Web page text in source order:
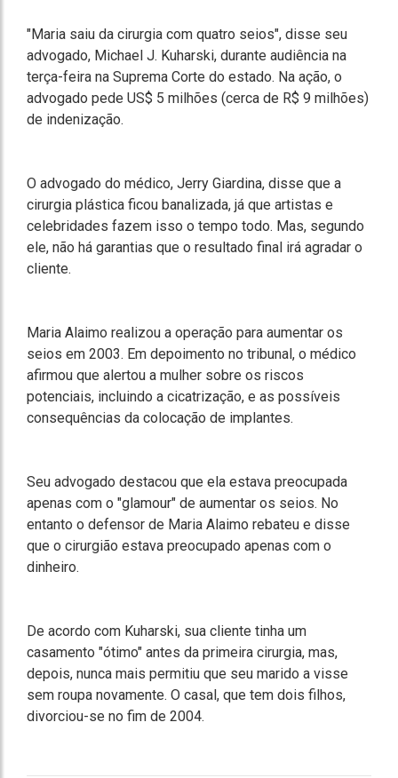
"Maria saiu da cirurgia com quatro seios", disse seu
advogado, Michael J. Kuharski, durante audiência na
terça-feira na Suprema Corte do estado. Na ação, o
advogado pede US$ 5 milhões (cerca de R$ 9 milhões)
de indenização.
O advogado do médico, Jerry Giardina, disse que a
cirurgia plástica ficou banalizada, já que artistas e
celebridades fazem isso o tempo todo. Mas, segundo
ele, não há garantias que o resultado final irá agradar o
cliente.
Maria Alaimo realizou a operação para aumentar os
seios em 2003. Em depoimento no tribunal, o médico
afirmou que alertou a mulher sobre os riscos
potenciais, incluindo a cicatrização, e as possíveis
consequências da colocação de implantes.
Seu advogado destacou que ela estava preocupada
apenas com o "glamour" de aumentar os seios. No
entanto o defensor de Maria Alaimo rebateu e disse
que o cirurgião estava preocupado apenas com o
dinheiro.
De acordo com Kuharski, sua cliente tinha um
casamento "ótimo" antes da primeira cirurgia, mas,
depois, nunca mais permitiu que seu marido a visse
sem roupa novamente. O casal, que tem dois filhos,
divorciou-se no fim de 2004.